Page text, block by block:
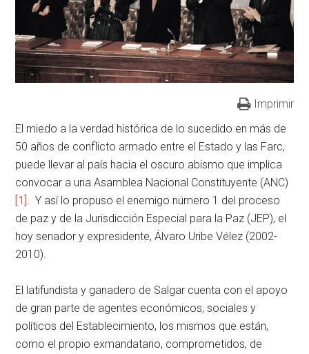
Imprimir
El miedo a la verdad histórica de lo sucedido en más de
50 años de conflicto armado entre el Estado y las Farc,
puede llevar al país hacia el oscuro abismo que implica
convocar a una Asamblea Nacional Constituyente (ANC)
[1]. Y así lo propuso el enemigo número 1 del proceso
de paz y de la Jurisdicción Especial para la Paz (JEP), el
hoy senador y expresidente, Álvaro Uribe Vélez (2002-
2010).
El latifundista y ganadero de Salgar cuenta con el apoyo
de gran parte de agentes económicos, sociales y
políticos del Establecimiento, los mismos que están,
como el propio exmandatario, comprometidos, de